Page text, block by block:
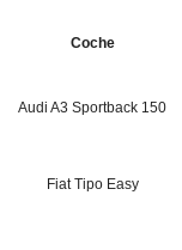
Coche
Audi A3 Sportback 150
Fiat Tipo Easy